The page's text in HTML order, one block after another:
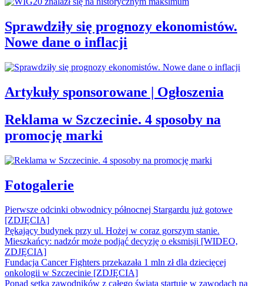
Sprawdziły się prognozy ekonomistów.
Nowe dane o inflacji
Artykuły sponsorowane | Ogłoszenia
Reklama w Szczecinie. 4 sposoby na
promocję marki
Fotogalerie
Pierwsze odcinki obwodnicy północnej Stargardu już gotowe
[ZDJĘCIA]
Pękający budynek przy ul. Hożej w coraz gorszym stanie.
Mieszkańcy: nadzór może podjąć decyzję o eksmisji [WIDEO,
ZDJĘCIA]
Fundacja Cancer Fighters przekazała 1 mln zł dla dziecięcej
onkologii w Szczecinie [ZDJĘCIA]
Ponad setka zawodników z całego świata startuje w zawodach na